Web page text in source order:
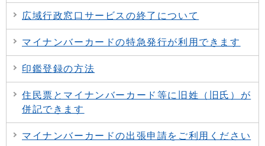
広域行政窓口サービスの終了について
マイナンバーカードの特急発行が利用できます
印鑑登録の方法
住民票とマイナンバーカード等に旧姓（旧氏）が
併記できます
マイナンバーカードの出張申請をご利用ください